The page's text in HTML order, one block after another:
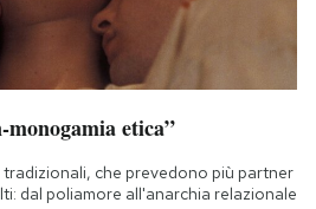
etica”
che prevedono più partner
dal poliamore all'anarchia relazionale